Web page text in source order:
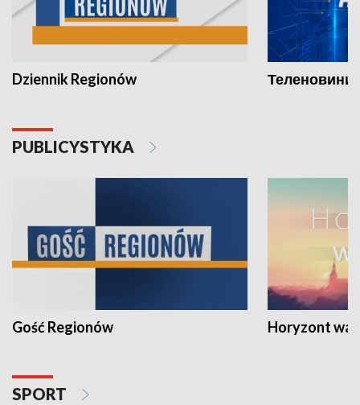
Dziennik Regionów Теленовини
PUBLICYSTYKA
Gość Regionów Horyzont
SPORT